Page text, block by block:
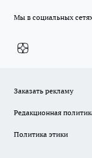
Мы в социальных
Заказать рекламу
Редакционная
Политика этики